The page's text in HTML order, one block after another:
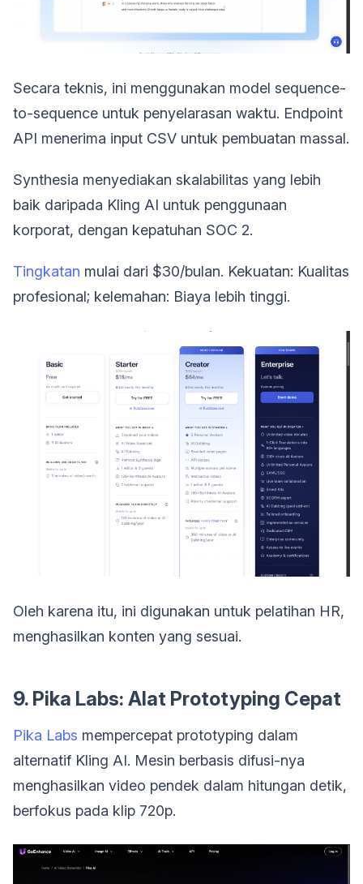
Secara teknis, ini menggunakan model sequence-
to-sequence untuk penyelarasan waktu. Endpoint
API menerima input CSV untuk pembuatan massal.
Synthesia menyediakan skalabilitas yang lebih
baik daripada Kling AI untuk penggunaan
korporat, dengan kepatuhan SOC 2.
Tingkatan mulai dari $30/bulan. Kekuatan: Kualitas
profesional; kelemahan: Biaya lebih tinggi.
Oleh karena itu, ini digunakan untuk pelatihan HR,
menghasilkan konten yang sesuai.
9. Pika Labs: Alat Prototyping Cepat
Pika Labs mempercepat prototyping dalam
alternatif Kling AI. Mesin berbasis difusi-nya
menghasilkan video pendek dalam hitungan detik,
berfokus pada klip 720p.